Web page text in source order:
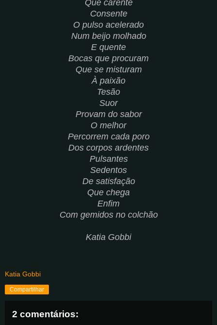
Que carente
Consente
O pulso acelerado
Num beijo molhado
E quente
Bocas que procuram
Que se misturam
À paixão
Tesão
Suor
Provam do sabor
O melhor
Percorrem cada poro
Dos corpos ardentes
Pulsantes
Sedentos
De satisfação
Que chega
Enfim
Com gemidos no colchão
Katia Gobbi
Katia Gobbi
Compartilhar
2 comentários: